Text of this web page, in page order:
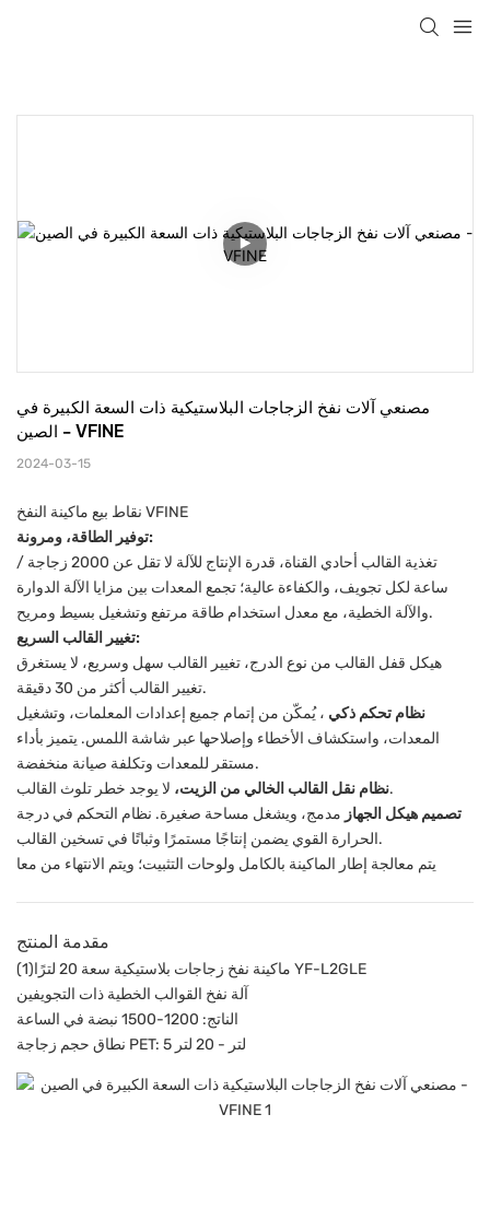
مصنعي آلات نفخ الزجاجات البلاستيكية ذات السعة الكبيرة في
الصين - VFINE
2024-03-15
نقاط بيع ماكينة النفخ VFINE
توفير الطاقة، ومرونة:
تغذية القالب أحادي القناة، قدرة الإنتاج للآلة لا تقل عن 2000 زجاجة /
ساعة لكل تجويف، والكفاءة عالية؛ تجمع المعدات بين مزايا الآلة الدوارة
والآلة الخطية، مع معدل استخدام طاقة مرتفع وتشغيل بسيط ومريح.
تغيير القالب السريع:
هيكل قفل القالب من نوع الدرج، تغيير القالب سهل وسريع، لا يستغرق
تغيير القالب أكثر من 30 دقيقة.
نظام تحكم ذكي ، يُمكّن من إتمام جميع إعدادات المعلمات، وتشغيل
المعدات، واستكشاف الأخطاء وإصلاحها عبر شاشة اللمس. يتميز بأداء
مستقر للمعدات وتكلفة صيانة منخفضة.
نظام نقل القالب الخالي من الزيت،لا يوجد خطر تلوث القالب.
تصميم هيكل الجهاز مدمج، ويشغل مساحة صغيرة. نظام التحكم في درجة
الحرارة القوي يضمن إنتاجًا مستمرًا وثباتًا في تسخين القالب.
يتم معالجة إطار الماكينة بالكامل ولوحات التثبيت؛ ويتم الانتهاء من معا
مقدمة المنتج
(1)ماكينة نفخ زجاجات بلاستيكية سعة 20 لترًا YF-L2GLE
آلة نفخ القوالب الخطية ذات التجويفين
الناتج: 1200-1500 نبضة في الساعة
نطاق حجم زجاجة PET: 5 لتر - 20 لتر